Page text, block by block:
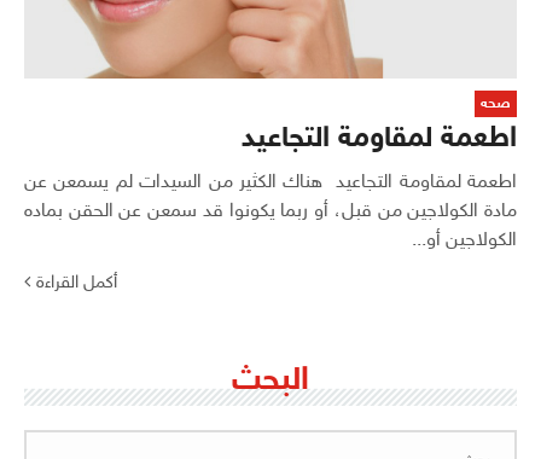
صحه
اطعمة لمقاومة التجاعيد
اطعمة لمقاومة التجاعيد هناك الكثير من السيدات لم يسمعن عن
مادة الكولاجين من قبل، أو ربما يكونوا قد سمعن عن الحقن بماده
الكولاجين أو...
أكمل القراءة
البحث